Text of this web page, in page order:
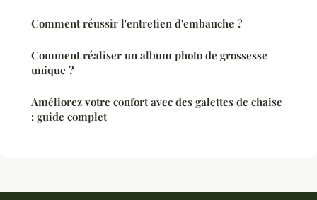
Comment réussir l'entretien d'embauche ?
Comment réaliser un album photo de grossesse
unique ?
Améliorez votre confort avec des galettes de chaise
: guide complet